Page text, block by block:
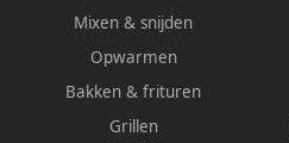
Mixen & snijden
Opwarmen
Bakken & frituren
Grillen